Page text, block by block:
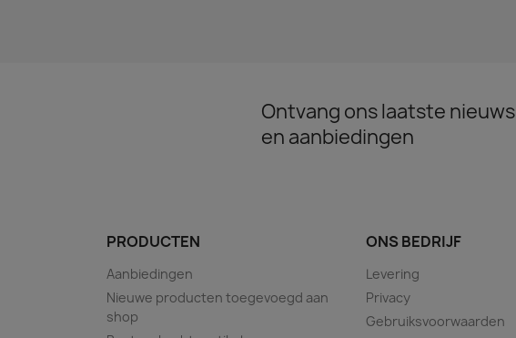
Ontvang ons laatste nieuws
en aanbiedingen
PRODUCTEN
Aanbiedingen
Nieuwe producten toegevoegd aan
shop
ONS BEDRIJF
Levering
Privacy
Gebruiksvoorwaarden